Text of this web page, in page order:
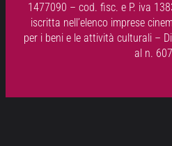
1477090 – cod. fisc. e P. iva
iscritta nell’elenco imprese
per i beni e le attività culturali –
al n.